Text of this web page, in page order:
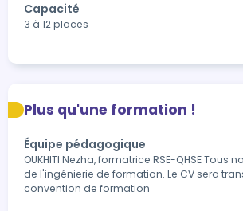
Capacité
3 à 12 places
Plus qu'une formation !
Équipe pédagogique
OUKHITI Nezha, formatrice RSE-QHSE Tous
de l'ingénierie de formation. Le CV sera
convention de formation